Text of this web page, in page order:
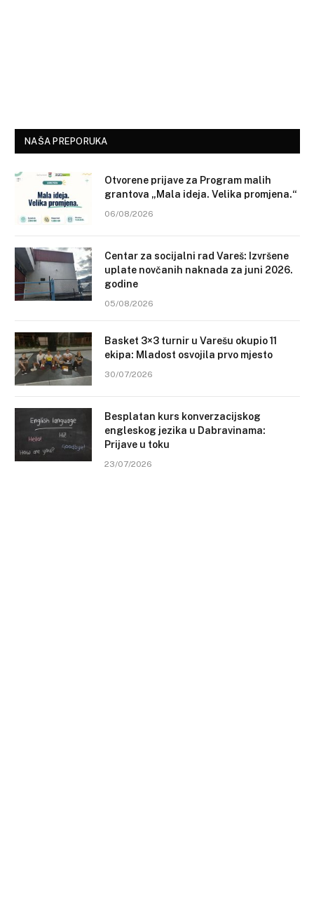
NAŠA PREPORUKA
Otvorene prijave za Program malih
grantova „Mala ideja. Velika promjena.“
06/08/2026
Centar za socijalni rad Vareš: Izvršene
uplate novčanih naknada za juni 2026.
godine
05/08/2026
Basket 3×3 turnir u Varešu okupio 11
ekipa: Mladost osvojila prvo mjesto
30/07/2026
Besplatan kurs konverzacijskog
engleskog jezika u Dabravinama:
Prijave u toku
23/07/2026